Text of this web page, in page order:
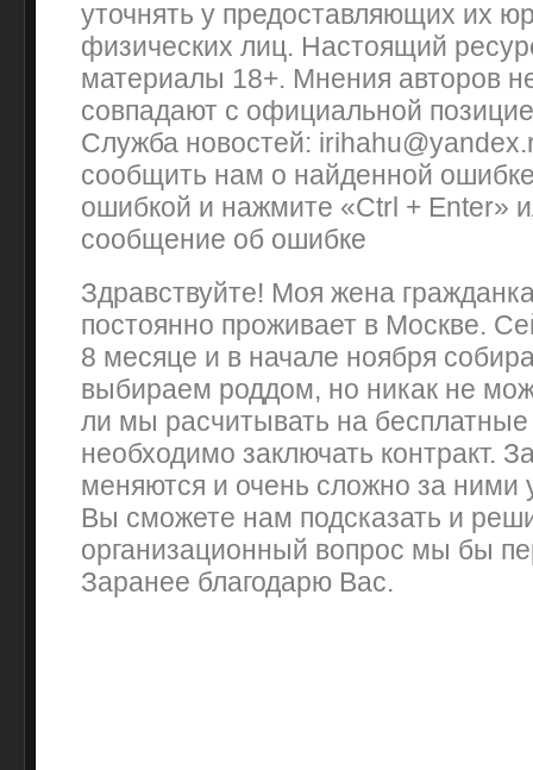
уточнять у предоставляющих их
физических лиц. Настоящий
материалы 18+. Мнения авторов
совпадают с официальной
Служба новостей:
сообщить нам о найденной
ошибкой и нажмите «Ctrl + Enter»
сообщение об ошибке
Здравствуйте! Моя жена
постоянно проживает в Москве.
8 месяце и в начале ноября
выбираем роддом, но никак не
ли мы расчитывать на
необходимо заключать контракт.
меняются и очень сложно за ними
Вы сможете нам подсказать и
организационный вопрос мы бы
Заранее благодарю Вас.